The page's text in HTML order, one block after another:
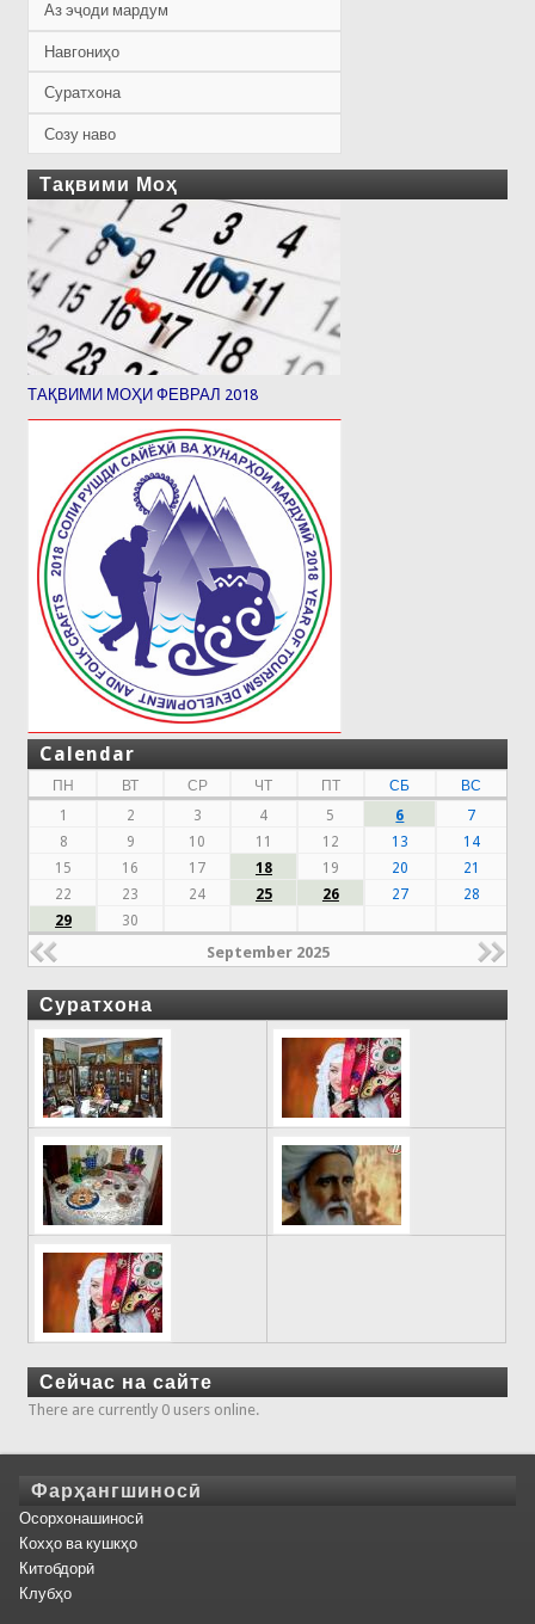
Аз эҷоди мардум
Навгониҳо
Суратхона
Созу наво
Тақвими Моҳ
ТАҚВИМИ МОҲИ ФЕВРАЛ 2018
Calendar
ПН ВТ СР ЧТ ПТ СБ
ВС
1
2 3 4 5 6
7
8
9 10 11 12 13
14
15
16 17 18 19 20
21
22
23 24 25 26 27
28
29
30
September 2025
Суратхона
Сейчас на сайте
There are currently 0 users online.
Фарҳангшиносӣ
Осорхонашиносӣ
Кохҳо ва кушкҳо
Китобдорӣ
Клубҳо